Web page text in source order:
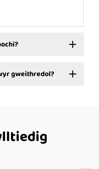
gweithredol?